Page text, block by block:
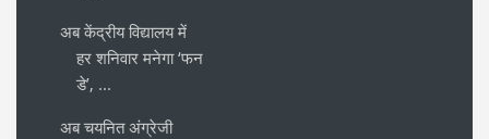
अब केंद्रीय विद्यालय में
हर शनिवार मनेगा ‘फन
डे’, ...
अब चयनित अंग्रेजी